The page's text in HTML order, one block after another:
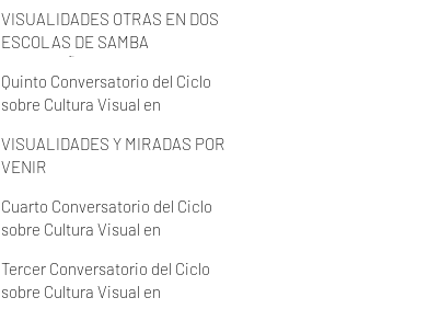
VISUALIDADES OTRAS EN DOS
ESCOLAS DE SAMBA
Quinto Conversatorio del Ciclo
sobre Cultura Visual en
VISUALIDADES Y MIRADAS POR
VENIR
Cuarto Conversatorio del Ciclo
sobre Cultura Visual en
Tercer Conversatorio del Ciclo
sobre Cultura Visual en